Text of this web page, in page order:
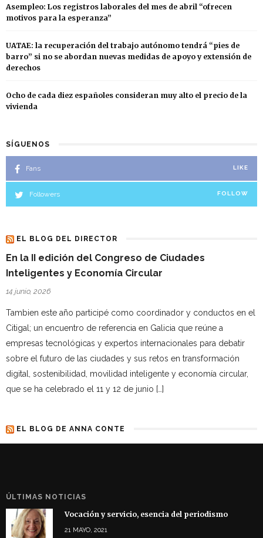
Asempleo: Los registros laborales del mes de abril “ofrecen
motivos para la esperanza”
UATAE: la recuperación del trabajo autónomo tendrá “pies de
barro” si no se abordan nuevas medidas de apoyo y extensión de
derechos
Ocho de cada diez españoles consideran muy alto el precio de la
vivienda
SÍGUENOS
Fans LIKE
Followers FOLLOW
EL BLOG DEL DIRECTOR
En la II edición del Congreso de Ciudades
Inteligentes y Economía Circular
14 junio, 2026
Tambien este año participé como coordinador y conductos en el
Citigal; un encuentro de referencia en Galicia que reúne a
empresas tecnológicas y expertos internacionales para debatir
sobre el futuro de las ciudades y sus retos en transformación
digital, sostenibilidad, movilidad inteligente y economía circular,
que se ha celebrado el 11 y 12 de junio […]
EL BLOG DE ANNA CONTE
ÚLTIMAS NOTICIAS
Vocación y servicio, esencia del periodismo
21 MAYO, 2021